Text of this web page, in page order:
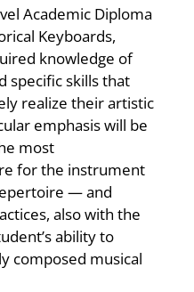
Academic Diploma
Keyboards,
knowledge of
specific skills that
realize their artistic
emphasis will be
most
for the instrument
— and
also with the
ability to
composed musical